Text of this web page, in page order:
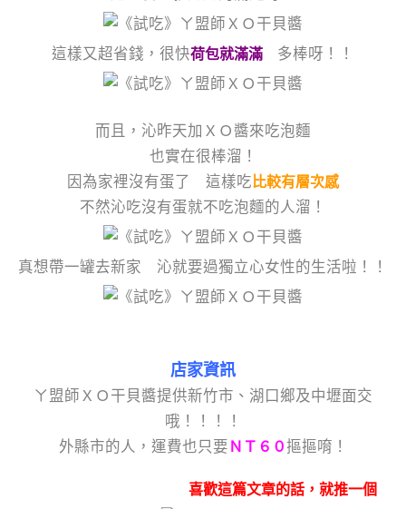
這樣又超省錢，很快荷包就滿滿 多棒呀！！
而且，沁昨天加ＸＯ醬來吃泡麵
也實在很棒溜！
因為家裡沒有蛋了 這樣吃 比較有層次感
不然沁吃沒有蛋就不吃泡麵的人溜！
真想帶一罐去新家 沁就要過獨立心女性的生活啦！！
店家資訊
ㄚ盟師ＸＯ干貝醬提供新竹市、湖口鄉及中壢面交
哦！！！！
外縣市的人，運費也只要 ＮＴ６０摳摳唷！
喜歡這篇文章的話，就推一個